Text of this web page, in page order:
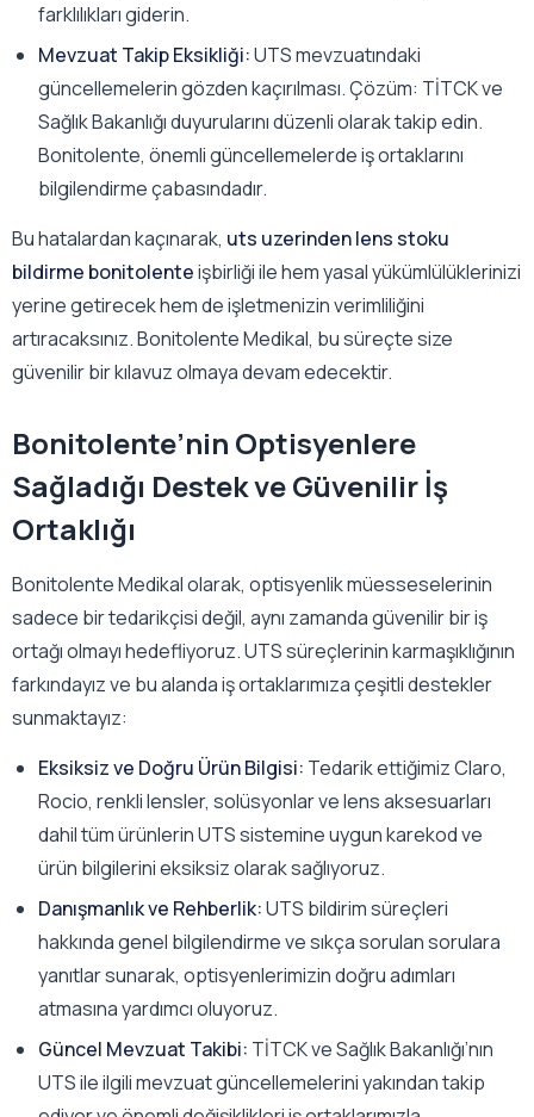
farklılıkları giderin.
Mevzuat Takip Eksikliği:UTS mevzuatındaki
güncellemelerin gözden kaçırılması. Çözüm: TİTCK ve
Sağlık Bakanlığı duyurularını düzenli olarak takip edin.
Bonitolente, önemli güncellemelerde iş ortaklarını
bilgilendirme çabasındadır.
Bu hatalardan kaçınarak, uts uzerinden lens stoku
bildirme bonitolenteişbirliği ile hem yasal yükümlülüklerinizi
yerine getirecek hem de işletmenizin verimliliğini
artıracaksınız. Bonitolente Medikal, bu süreçte size
güvenilir bir kılavuz olmaya devam edecektir.
Bonitolente’nin Optisyenlere
Sağladığı Destek ve Güvenilir İş
Ortaklığı
Bonitolente Medikal olarak, optisyenlik müesseselerinin
sadece bir tedarikçisi değil, aynı zamanda güvenilir bir iş
ortağı olmayı hedefliyoruz. UTS süreçlerinin karmaşıklığının
farkındayız ve bu alanda iş ortaklarımıza çeşitli destekler
sunmaktayız:
Eksiksiz ve Doğru Ürün Bilgisi: Tedarik ettiğimiz Claro,
Rocio, renkli lensler, solüsyonlar ve lens aksesuarları
dahil tüm ürünlerin UTS sistemine uygun karekod ve
ürün bilgilerini eksiksiz olarak sağlıyoruz.
Danışmanlık ve Rehberlik:UTS bildirim süreçleri
hakkında genel bilgilendirme ve sıkça sorulan sorulara
yanıtlar sunarak, optisyenlerimizin doğru adımları
atmasına yardımcı oluyoruz.
Güncel Mevzuat Takibi: TİTCK ve Sağlık Bakanlığı’nın
UTS ile ilgili mevzuat güncellemelerini yakından takip